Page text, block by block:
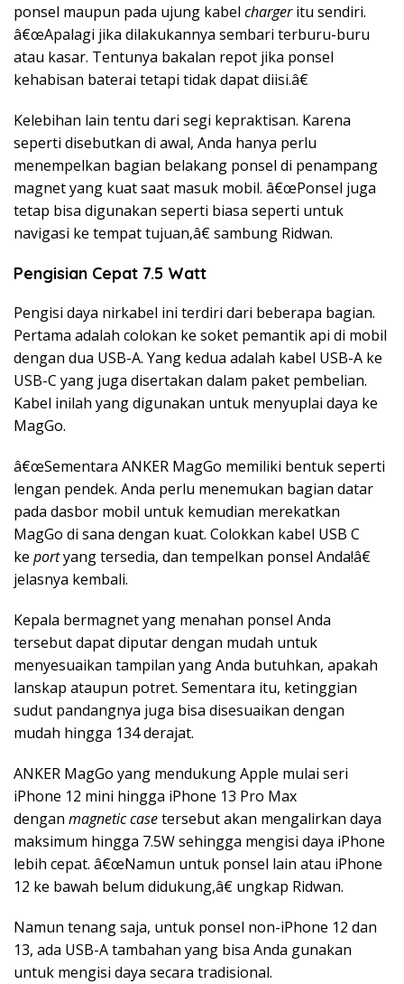
ponsel maupun pada ujung kabel chargeritu sendiri.
â€œApalagi jika dilakukannya sembari terburu-buru
atau kasar. Tentunya bakalan repot jika ponsel
kehabisan baterai tetapi tidak dapat diisi.â€
Kelebihan lain tentu dari segi kepraktisan. Karena
seperti disebutkan di awal, Anda hanya perlu
menempelkan bagian belakang ponsel di penampang
magnet yang kuat saat masuk mobil. â€œPonsel juga
tetap bisa digunakan seperti biasa seperti untuk
navigasi ke tempat tujuan,â€ sambung Ridwan.
Pengisian Cepat 7.5 Watt
Pengisi daya nirkabel ini terdiri dari beberapa bagian.
Pertama adalah colokan ke soket pemantik api di mobil
dengan dua USB-A. Yang kedua adalah kabel USB-A ke
USB-C yang juga disertakan dalam paket pembelian.
Kabel inilah yang digunakan untuk menyuplai daya ke
MagGo.
â€œSementara ANKER MagGo memiliki bentuk seperti
lengan pendek. Anda perlu menemukan bagian datar
pada dasbor mobil untuk kemudian merekatkan
MagGo di sana dengan kuat. Colokkan kabel USB C
ke portyang tersedia, dan tempelkan ponsel Anda!â€
jelasnya kembali.
Kepala bermagnet yang menahan ponsel Anda
tersebut dapat diputar dengan mudah untuk
menyesuaikan tampilan yang Anda butuhkan, apakah
lanskap ataupun potret. Sementara itu, ketinggian
sudut pandangnya juga bisa disesuaikan dengan
mudah hingga 134 derajat.
ANKER MagGo yang mendukung Apple mulai seri
iPhone 12 mini hingga iPhone 13 Pro Max
dengan magnetic casetersebut akan mengalirkan daya
maksimum hingga 7.5W sehingga mengisi daya iPhone
lebih cepat. â€œNamun untuk ponsel lain atau iPhone
12 ke bawah belum didukung,â€ ungkap Ridwan.
Namun tenang saja, untuk ponsel non-iPhone 12 dan
13, ada USB-A tambahan yang bisa Anda gunakan
untuk mengisi daya secara tradisional.